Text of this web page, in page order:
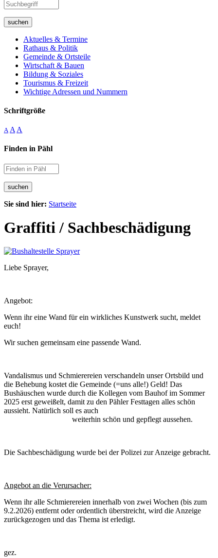
suchen
Aktuelles & Termine
Rathaus & Politik
Gemeinde & Ortsteile
Wirtschaft & Bauen
Bildung & Soziales
Tourismus & Freizeit
Wichtige Adressen und Nummern
Schriftgröße
A A A
Finden in Pähl
suchen
Sie sind hier: Startseite
Graffiti / Sachbeschädigung
Liebe Sprayer,
Angebot:
Wenn ihr eine Wand für ein wirkliches Kunstwerk sucht, meldet
euch!
Wir suchen gemeinsam eine passende Wand.
Vandalismus und Schmierereien verschandeln unser Ortsbild und
die Behebung kostet die Gemeinde (=uns alle!) Geld! Das
Bushäuschen wurde durch die Kollegen vom Bauhof im Sommer
2025 erst geweißelt, damit zu den Pähler Festtagen alles schön
aussieht. Natürlich soll es auch
weiterhin schön und gepflegt aussehen.
Die Sachbeschädigung wurde bei der Polizei zur Anzeige gebracht.
Angebot an die Verursacher:
Wenn ihr alle Schmierereien innerhalb von zwei Wochen (bis zum
9.2.2026) entfernt oder ordentlich überstreicht, wird die Anzeige
zurückgezogen und das Thema ist erledigt.
gez.